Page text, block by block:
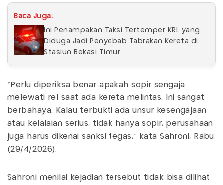
Baca Juga:
Ini Penampakan Taksi Tertemper KRL yang
Diduga Jadi Penyebab Tabrakan Kereta di
Stasiun Bekasi Timur
“Perlu diperiksa benar apakah sopir sengaja
melewati rel saat ada kereta melintas. Ini sangat
berbahaya. Kalau terbukti ada unsur kesengajaan
atau kelalaian serius, tidak hanya sopir, perusahaan
juga harus dikenai sanksi tegas,” kata Sahroni, Rabu
(29/4/2026).
Sahroni menilai kejadian tersebut tidak bisa dilihat